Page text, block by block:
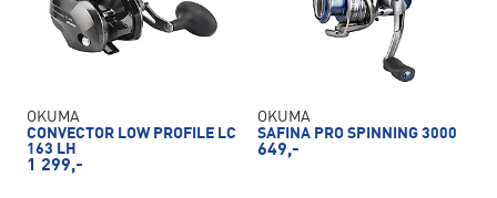
OKUMA
CONVECTOR LOW PROFILE LC
163 LH
1 299,-
OKUMA
SAFINA PRO SPINNING 3000
649,-